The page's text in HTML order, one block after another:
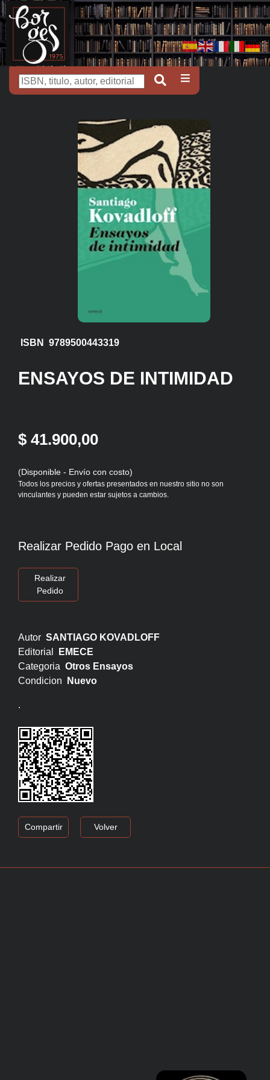
ISBN 9789500443319
ENSAYOS DE INTIMIDAD
$ 41.900,00
(Disponible - Envío con costo)
Todos los precios y ofertas presentados en nuestro sitio no son
vinculantes y pueden estar sujetos a cambios.
Realizar Pedido Pago en Local
Realizar
Pedido
Autor SANTIAGO KOVADLOFF
Editorial
EMECE
Categoria Otros Ensayos
Condicion
Nuevo
.
Compartir Volver